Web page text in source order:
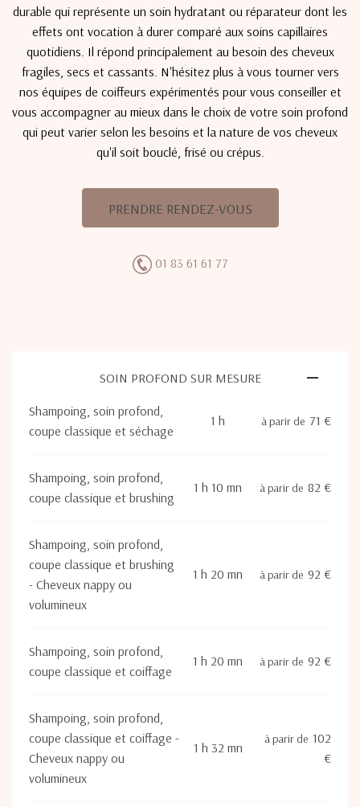
durable qui représente un soin hydratant ou réparateur dont les
effets ont vocation à durer comparé aux soins capillaires
quotidiens. Il répond principalement au besoin des cheveux
fragiles, secs et cassants. N'hésitez plus à vous tourner vers
nos équipes de coiffeurs expérimentés pour vous conseiller et
vous accompagner au mieux dans le choix de votre soin profond
qui peut varier selon les besoins et la nature de vos cheveux
qu'il soit bouclé, frisé ou crépus.
PRENDRE RENDEZ-VOUS
01 83 61 61 77
SOIN PROFOND SUR MESURE
Shampoing, soin profond,
coupe classique et séchage
1 h à parir de 71 €
Shampoing, soin profond,
coupe classique et brushing
1 h 10 mn à parir de 82 €
Shampoing, soin profond,
coupe classique et brushing
- Cheveux nappy ou
volumineux
1 h 20 mn à parir de 92 €
Shampoing, soin profond,
coupe classique et coiffage
1 h 20 mn à parir de 92 €
Shampoing, soin profond,
coupe classique et coiffage -
Cheveux nappy ou
volumineux
1 h 32 mn
à parir de 102
€